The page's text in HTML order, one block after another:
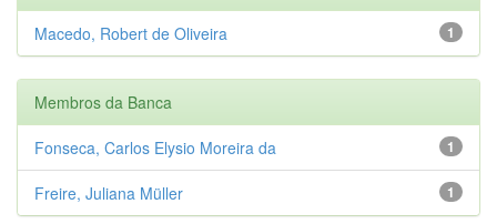
1
Macedo, Robert de Oliveira
Membros da Banca
1
Fonseca, Carlos Elysio Moreira da
1
Freire, Juliana Müller